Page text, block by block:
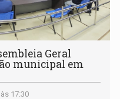
Geral
municipal em
17:30